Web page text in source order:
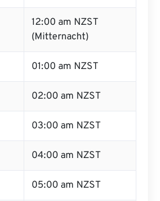
12:00 am NZST
(Mitternacht)
01:00 am NZST
02:00 am NZST
03:00 am NZST
04:00 am NZST
05:00 am NZST